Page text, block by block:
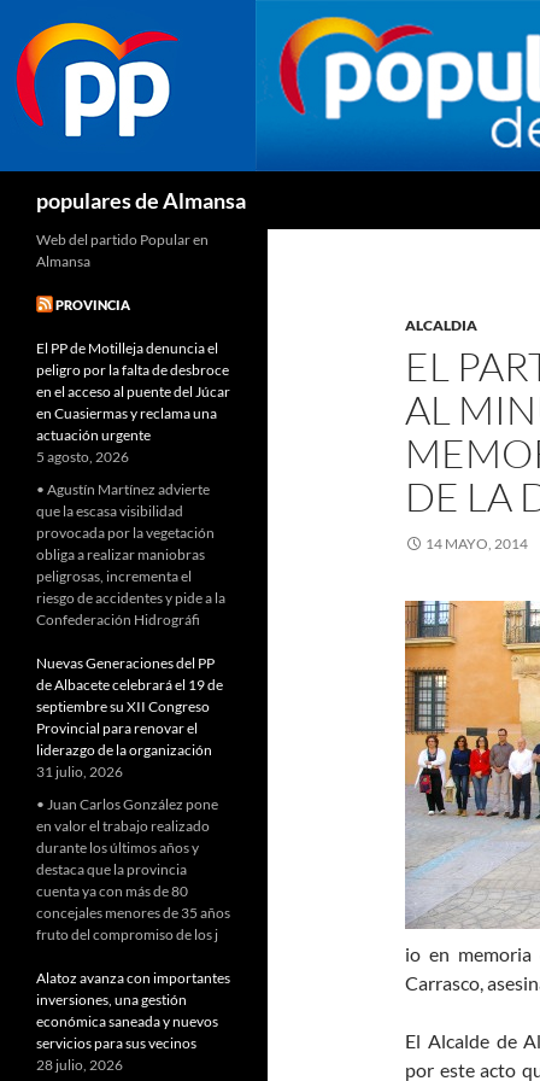
populares de Almansa
ALCALDIA
EL
AL
DE LA
14 MAYO, 2014
io en memoria
Carrasco,
El Alcalde de
por este acto
Web del partido Popular en
Almansa
PROVINCIA
El PP de Motilleja denuncia el
peligro por la falta de desbroce
en el acceso al puente del Júcar
en Cuasiermas y reclama una
actuación urgente
5 agosto, 2026
• Agustín Martínez advierte
que la escasa visibilidad
provocada por la vegetación
obliga a realizar maniobras
peligrosas, incrementa el
riesgo de accidentes y pide a la
Confederación Hidrográfi
Nuevas Generaciones del PP
de Albacete celebrará el 19 de
septiembre su XII Congreso
Provincial para renovar el
liderazgo de la organización
31 julio, 2026
• Juan Carlos González pone
en valor el trabajo realizado
durante los últimos años y
destaca que la provincia
cuenta ya con más de 80
concejales menores de 35 años
fruto del compromiso de los j
Alatoz avanza con importantes
inversiones, una gestión
económica saneada y nuevos
servicios para sus vecinos
28 julio, 2026